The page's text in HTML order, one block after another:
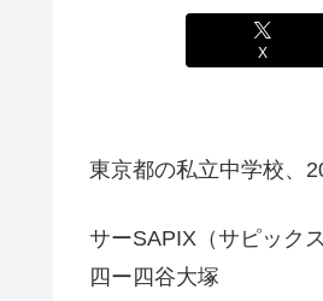
X
東京都の私立中学校、
サーSAPIX（サピック
四ー四谷大塚